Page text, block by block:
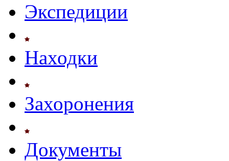
Экспедиции
Находки
Захоронения
Документы